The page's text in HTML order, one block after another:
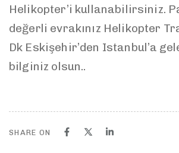
Helikopter’i kullanabilirsiniz.
değerli evrakınız Helikopter
Dk Eskişehir’den Istanbul’a
bilginiz olsun..
SHARE ON